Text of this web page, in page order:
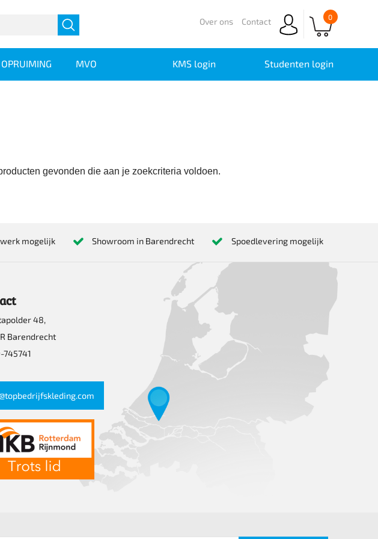
0
Over ons Contact
OPRUIMING MVO KMS login Studenten login
gevonden die aan je zoekcriteria voldoen.
mogelijk Showroom in Barendrecht Spoedlevering mogelijk
48,
Barendrecht
745741